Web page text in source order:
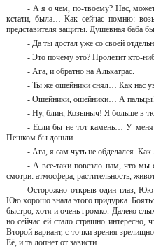
- А я о чем, по-твоему? Нас,
кстати, была… Как сейчас помню:
представителя защиты. Душевная баба
- Да ты достал уже со своей
- Это почему это? Пролетит кто-
- Ага, и обратно на Алькатрас.
- Ты же ошейники снял… Как нас
- Ошейники, ошейники… А
- Ну, блин, Козыныч! Я больше в
- Если бы не тот камень… У меня
Пешком бы дошли…
- Ага, я сам чуть не обделался.
- А все-таки повезло нам, что мы
смотри: атмосфера, растительность,
Осторожно открыв один глаз, Юю
Юю хорошо знала этого придурка.
быстро, хотя и очень громко. Далеко
но сейчас ей стало страшно интересно,
Второй вариант, с точки зрения
Ёё, и та лопнет от зависти.